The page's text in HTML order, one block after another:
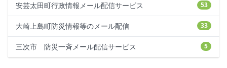
53
安芸太田町行政情報メール配信サービス
33
大崎上島町防災情報等のメール配信
5
三次市 防災一斉メール配信サービス